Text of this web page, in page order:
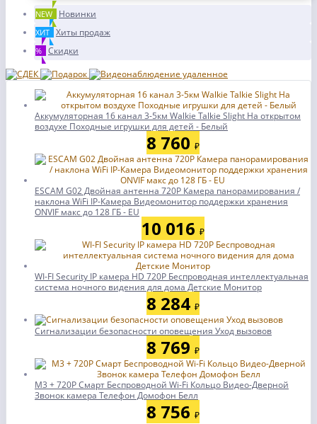
NEW Новинки
ХИТ Хиты продаж
% Скидки
Аккумуляторная 16 канал 3-5км Walkie Talkie Slight На открытом
воздухе Походные игрушки для детей - Белый
8 760 ₽
ESCAM G02 Двойная антенна 720P Камера панорамирования /
наклона WiFi IP-Камера Видеомонитор поддержки хранения
ONVIF макс до 128 ГБ - EU
10 016 ₽
WI-FI Security IP камера HD 720P Беспроводная интеллектуальная
система ночного видения для дома Детские Монитор
8 284 ₽
Сигнализации безопасности оповещения Уход вызовов
8 769 ₽
M3 + 720P Смарт Беспроводной Wi-Fi Кольцо Видео-Дверной
Звонок камера Телефон Домофон Белл
8 756 ₽